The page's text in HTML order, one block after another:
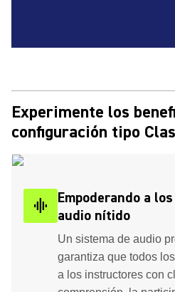
Experimente los
configuración tipo
graphic_eq
Empoderando a
audio nítido
Un sistema de audio
garantiza que todos
a los instructores con